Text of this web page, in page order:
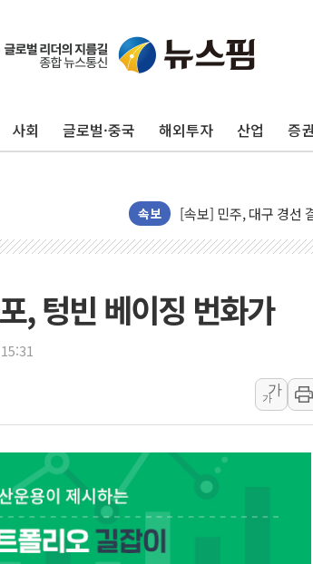
사회 글로벌·중국 해외투자 산업 증
속보
평택 진위면 공장서 질
포항 블루밸리 국가산
[종합] 김민석, 정청래
민주당 경북도당위원장
김민석, 강원·대구·
[속보] 민주, 강원·대
[속보] 민주, 경북 경선
[속보] 민주, 대구 경선
[속보] 민주, 강원 경
정재헌 CEO, SKT 장
, 텅빈 베이징 번화가
가
가